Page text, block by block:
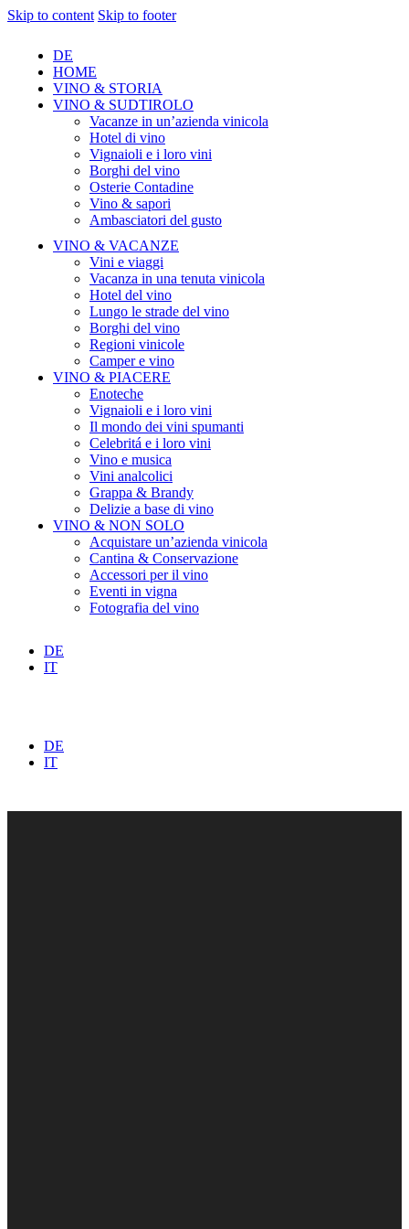
Skip to content Skip to footer
DE
HOME
VINO & STORIA
VINO & SUDTIROLO
Vacanze in un’azienda vinicola
Hotel di vino
Vignaioli e i loro vini
Borghi del vino
Osterie Contadine
Vino & sapori
Ambasciatori del gusto
VINO & VACANZE
Vini e viaggi
Vacanza in una tenuta vinicola
Hotel del vino
Lungo le strade del vino
Borghi del vino
Regioni vinicole
Camper e vino
VINO & PIACERE
Enoteche
Vignaioli e i loro vini
Il mondo dei vini spumanti
Celebritá e i loro vini
Vino e musica
Vini analcolici
Grappa & Brandy
Delizie a base di vino
VINO & NON SOLO
Acquistare un’azienda vinicola
Cantina & Conservazione
Accessori per il vino
Eventi in vigna
Fotografia del vino
DE
IT
DE
IT